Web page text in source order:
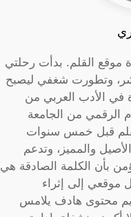
موقع القلم. بدأت رحلتي
وتطورت شغفي ليصبح
الأدب العربي من
الرقمي من الجامعة
قبل خمس سنوات
والمميز، وتدعم
بأن الكلمة الصادقة هي
موقعي إلى إثراء
محتوى هادف يلامس